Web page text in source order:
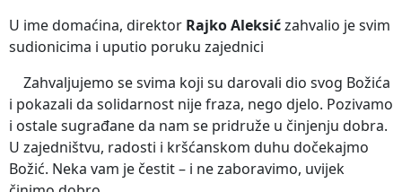
U ime domaćina, direktor Rajko Aleksićzahvalio je svim
sudionicima i uputio poruku zajednici
Zahvaljujemo se svima koji su darovali dio svog Božića
i pokazali da solidarnost nije fraza, nego djelo. Pozivamo
i ostale sugrađane da nam se pridruže u činjenju dobra.
U zajedništvu, radosti i kršćanskom duhu dočekajmo
Božić. Neka vam je čestit – i ne zaboravimo, uvijek